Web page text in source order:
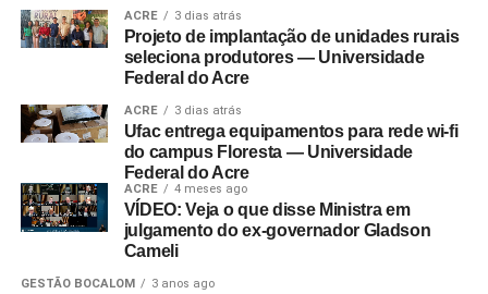
ACRE 3 dias atrás
Projeto de implantação de unidades rurais
seleciona produtores — Universidade
Federal do Acre
ACRE 3 dias atrás
Ufac entrega equipamentos para rede wi-fi
do campus Floresta — Universidade
Federal do Acre
ACRE 4 meses ago
VÍDEO: Veja o que disse Ministra em
julgamento do ex-governador Gladson
Cameli
GESTÃO BOCALOM 3 anos ago